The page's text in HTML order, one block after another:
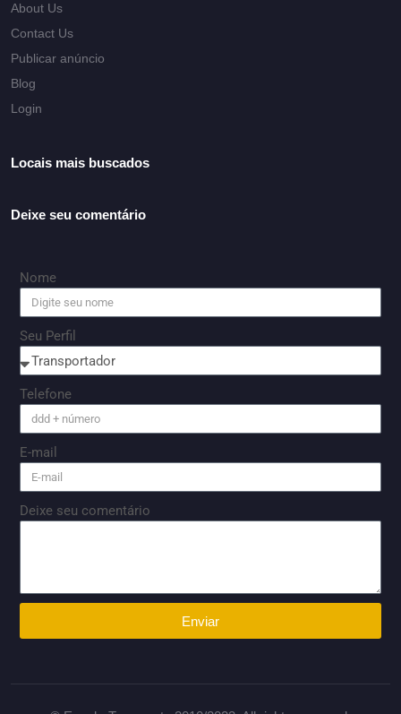
About Us
Contact Us
Publicar anúncio
Blog
Login
Locais mais buscados
Deixe seu comentário
Nome
Seu Perfil
Telefone
E-mail
Deixe seu comentário
Enviar